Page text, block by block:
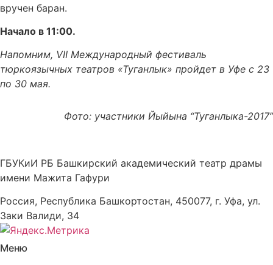
вручен баран.
Начало в 11:00.
Напомним, VII Международный фестиваль
тюркоязычных театров «Туганлык» пройдет в Уфе с 23
по 30 мая.
Фото: участники Йыйына “Туганлыка-2017”
ГБУКиИ РБ Башкирский академический театр драмы
имени Мажита Гафури
Россия, Республика Башкортостан, 450077, г. Уфа, ул.
Заки Валиди, 34
Меню